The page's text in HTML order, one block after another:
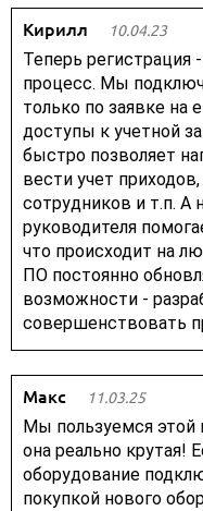
Кирилл 10.04.23
Теперь
процесс. Мы
только по заявке на
доступы к учетной
быстро позволяет
вести учет
сотрудников и т.п. А
руководителя
что происходит на
ПО постоянно
возможности -
совершенствовать
Макс 11.03.25
Мы пользуемся этой
она реально крутая!
оборудование
покупкой нового